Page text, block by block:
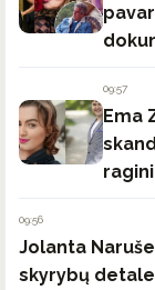
09:57
Ema
09:56
Jolanta
skyrybų